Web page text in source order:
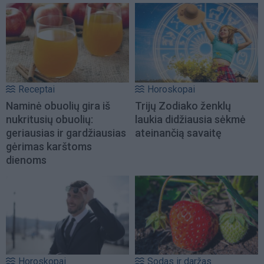
Receptai
Naminė obuolių gira iš
nukritusių obuolių:
geriausias ir gardžiausias
gėrimas karštoms
dienoms
Horoskopai
Trijų Zodiako ženklų
laukia didžiausia sėkmė
ateinančią savaitę
Horoskopai Sodas ir daržas